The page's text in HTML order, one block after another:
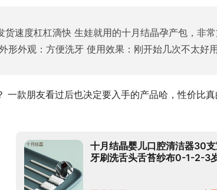
货速度杠杠滴快 生娃就用的十月结晶孕产包，非
形外观：方便洗牙 使用效果：刚开始几次不太好
一款朋友看过后也决定要入手的产品哈，性价比
十月结晶婴儿口腔清洁器30
牙刷洗舌头舌苔纱布0-1-2-3